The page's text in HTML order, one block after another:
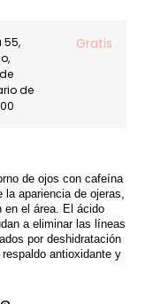
55,
de
Gratis
de ojos con cafeína
la apariencia de ojeras,
en el área. El ácido
a eliminar las líneas
por deshidratación
antioxidante y